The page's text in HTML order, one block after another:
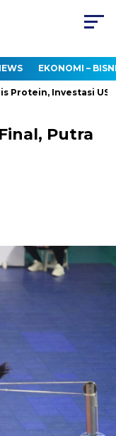
EKONOMI –
Investasi
Putra